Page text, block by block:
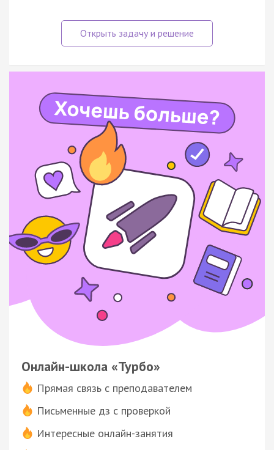
Онлайн-школа «Турбо»
Прямая связь с преподавателем
Письменные дз с проверкой
Интересные онлайн-занятия